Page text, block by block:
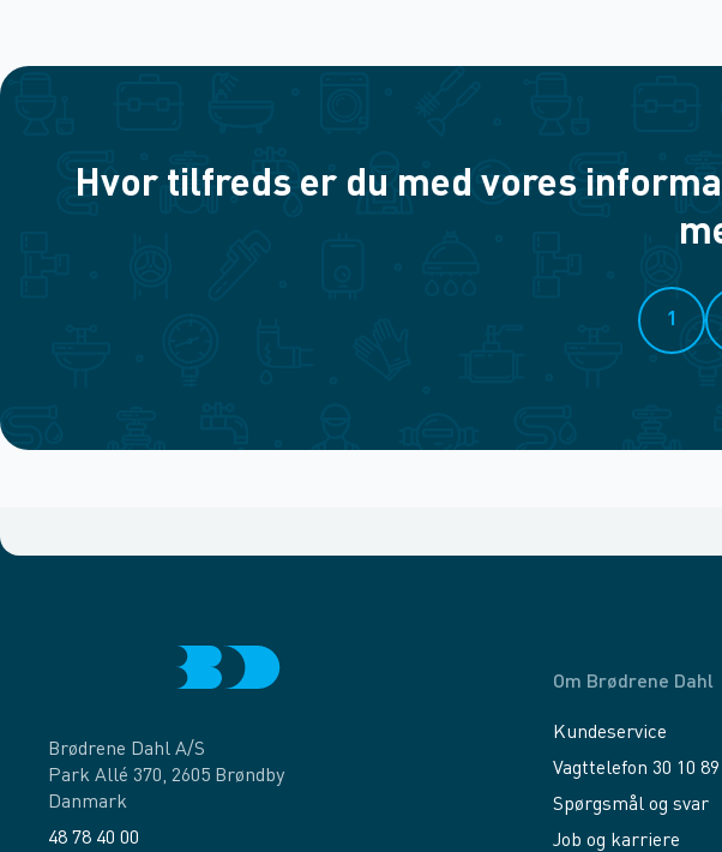
Hvor tilfreds er du med vores
1
Brødrene Dahl A/S
Park Allé 370, 2605 Brøndby
Danmark
48 78 40 00
Om Brødrene Dahl
Kundeservice
Vagttelefon 30 10 89
Spørgsmål og svar
Job og karriere